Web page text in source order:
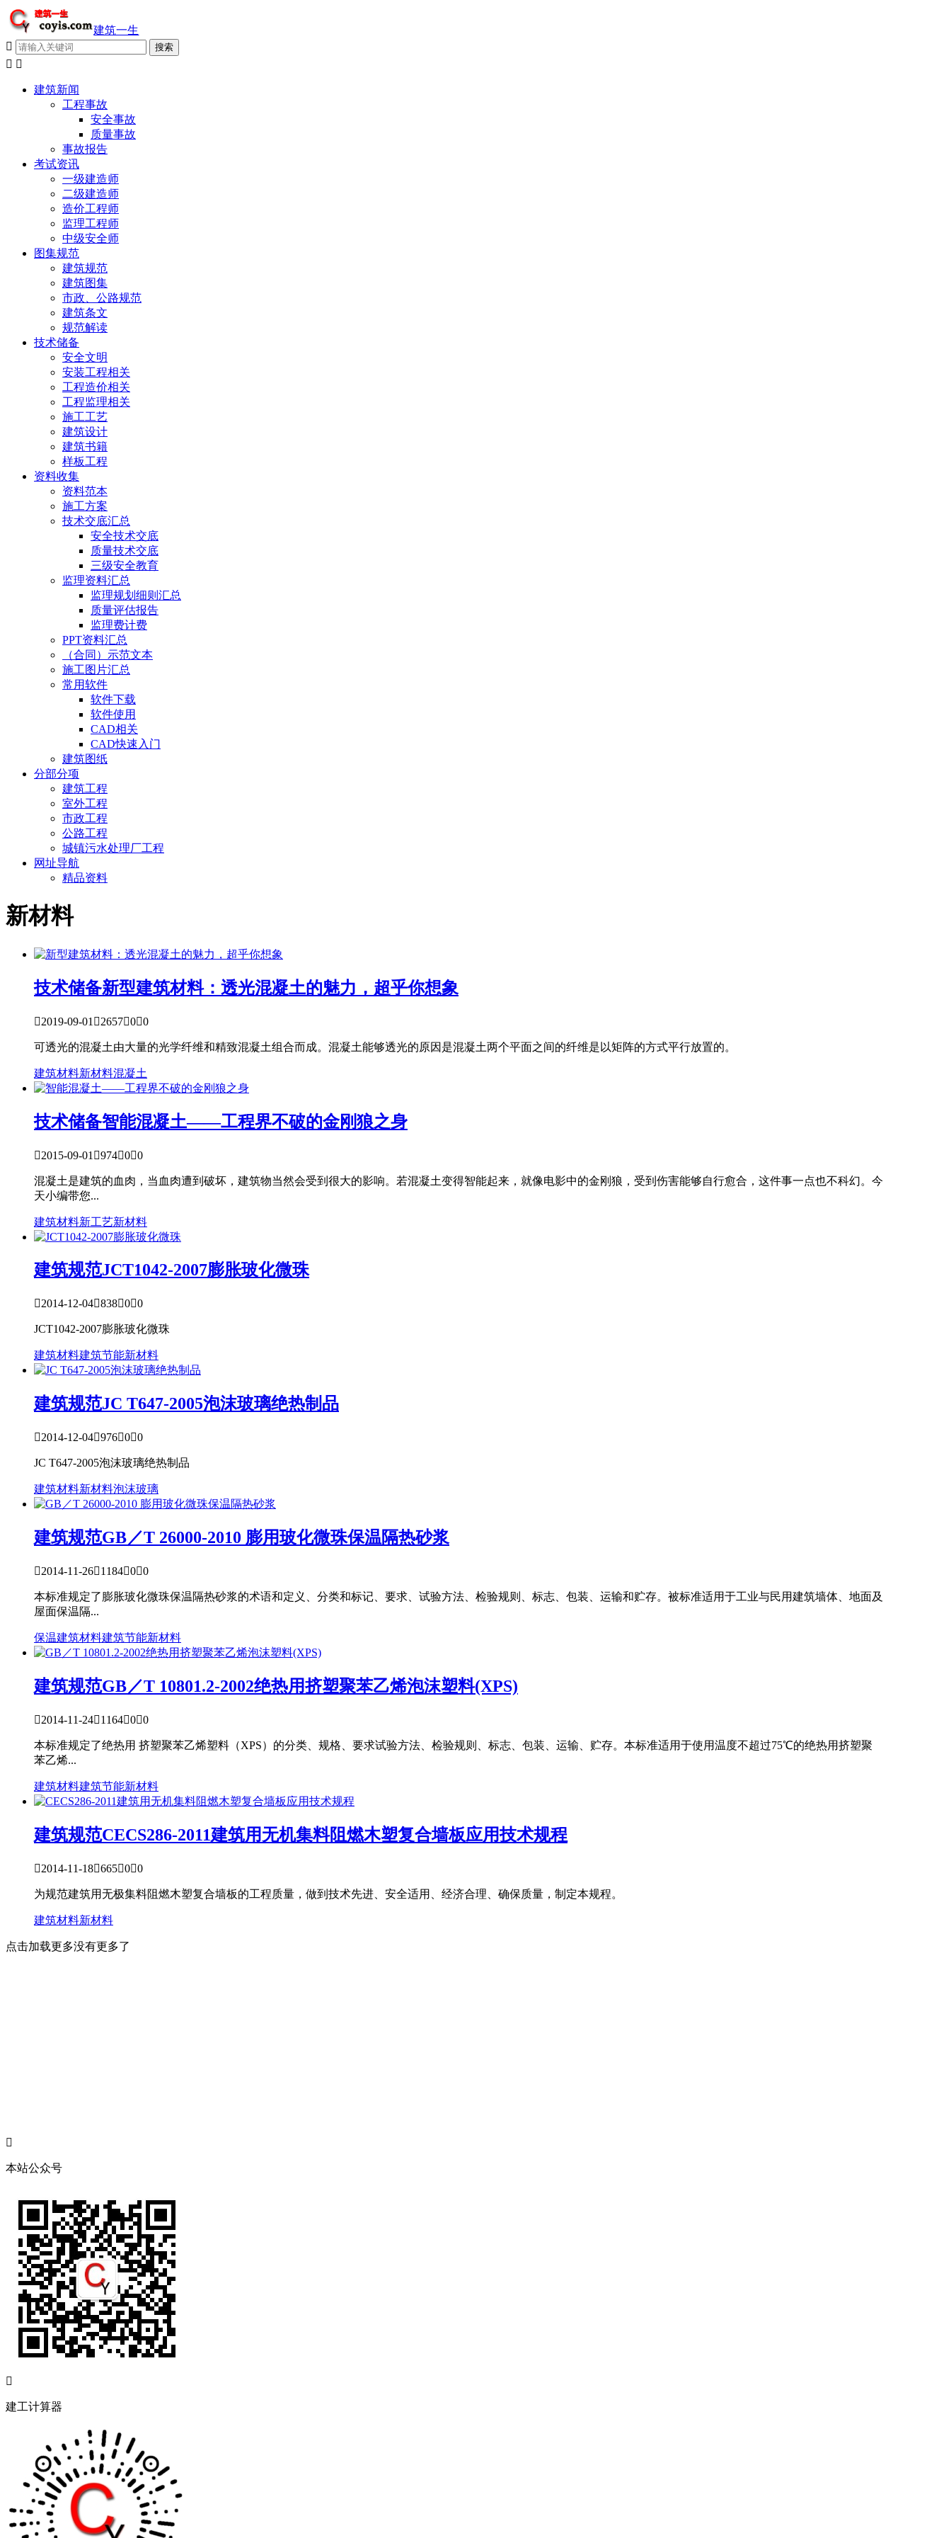
建筑一生

 
建筑新闻
工程事故
安全事故
质量事故
事故报告
考试资讯
一级建造师
二级建造师
造价工程师
监理工程师
中级安全师
图集规范
建筑规范
建筑图集
市政、公路规范
建筑条文
规范解读
技术储备
安全文明
安装工程相关
工程造价相关
工程监理相关
施工工艺
建筑设计
建筑书籍
样板工程
资料收集
资料范本
施工方案
技术交底汇总
安全技术交底
质量技术交底
三级安全教育
监理资料汇总
监理规划细则汇总
质量评估报告
监理费计费
PPT资料汇总
（合同）示范文本
施工图片汇总
常用软件
软件下载
软件使用
CAD相关
CAD快速入门
建筑图纸
分部分项
建筑工程
室外工程
市政工程
公路工程
城镇污水处理厂工程
网址导航
精品资料
新材料
技术储备新型建筑材料：透光混凝土的魅力，超乎你想象
2019-09-01 265700
可透光的混凝土由大量的光学纤维和精致混凝土组合而成。混凝土能够透光的原因是混凝土两个平面之间的纤维是以矩阵的方式平行放置的。
建筑材料新材料混凝土
技术储备智能混凝土——工程界不破的金刚狼之身
2015-09-01 97400
混凝土是建筑的血肉，当血肉遭到破坏，建筑物当然会受到很大的影响。若混凝土变得智能起来，就像电影中的金刚狼，受到伤害能够自行愈合，这件事一点也不科幻。今
天小编带您...
建筑材料新工艺新材料
建筑规范JCT1042-2007膨胀玻化微珠
2014-12-0483800
JCT1042-2007膨胀玻化微珠
建筑材料建筑节能新材料
建筑规范JC T647-2005泡沫玻璃绝热制品
2014-12-0497600
JC T647-2005泡沫玻璃绝热制品
建筑材料新材料泡沫玻璃
建筑规范GB／T 26000-2010 膨用玻化微珠保温隔热砂浆
2014-11-26118400
本标准规定了膨胀玻化微珠保温隔热砂浆的术语和定义、分类和标记、要求、试验方法、检验规则、标志、包装、运输和贮存。被标准适用于工业与民用建筑墙体、地面及
屋面保温隔...
保温建筑材料建筑节能新材料
建筑规范GB／T 10801.2-2002绝热用挤塑聚苯乙烯泡沫塑料(XPS)
2014-11-24116400
本标准规定了绝热用 挤塑聚苯乙烯塑料（XPS）的分类、规格、要求试验方法、检验规则、标志、包装、运输、贮存。本标准适用于使用温度不超过75℃的绝热用挤塑聚
苯乙烯...
建筑材料建筑节能新材料
建筑规范CECS286-2011建筑用无机集料阻燃木塑复合墙板应用技术规程
2014-11-1866500
为规范建筑用无极集料阻燃木塑复合墙板的工程质量，做到技术先进、安全适用、经济合理、确保质量，制定本规程。
建筑材料新材料
点击加载更多没有更多了

本站公众号

建工计算器